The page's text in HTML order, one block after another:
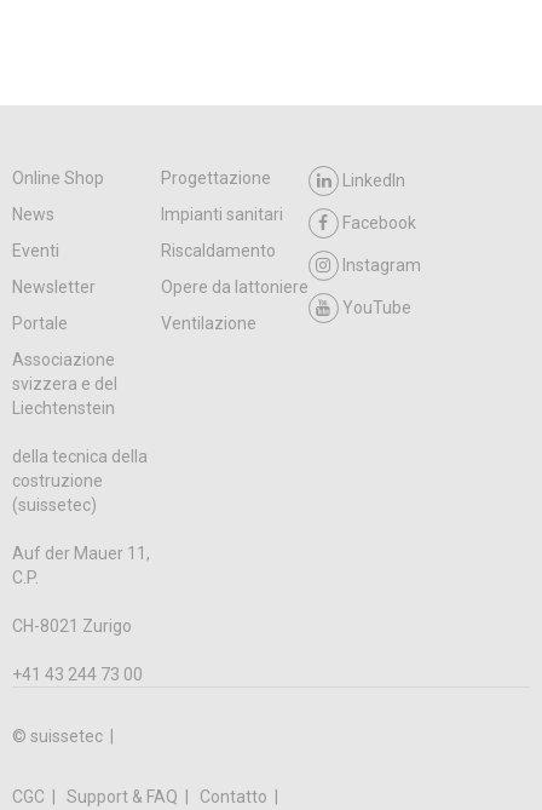
Online Shop
Progettazione
News
Impianti sanitari
Eventi
Riscaldamento
Newsletter
Opere da lattoniere
Portale
Ventilazione
LinkedIn
Facebook
Instagram
YouTube
Associazione
svizzera e del
Liechtenstein
della tecnica della
costruzione
(suissetec)
Auf der Mauer 11,
C.P.
CH-8021 Zurigo
+41 43 244 73 00
© suissetec |
CGC Support & FAQ
Contatto